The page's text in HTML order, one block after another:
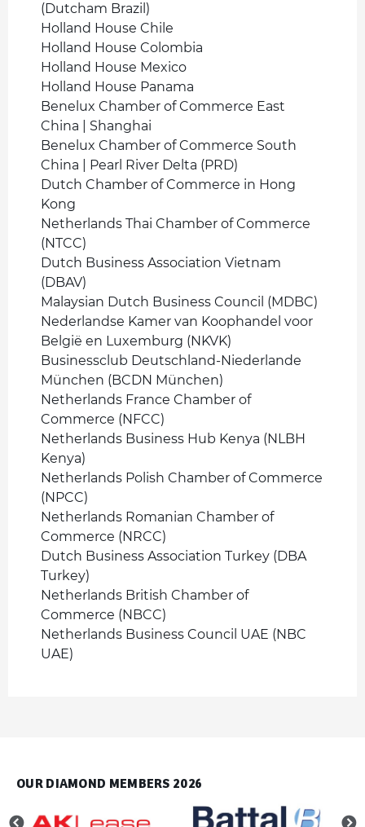
(Dutcham Brazil)
Holland House Chile
Holland House Colombia
Holland House Mexico
Holland House Panama
Benelux Chamber of Commerce East
China | Shanghai
Benelux Chamber of Commerce South
China | Pearl River Delta (PRD)
Dutch Chamber of Commerce in Hong
Kong
Netherlands Thai Chamber of Commerce
(NTCC)
Dutch Business Association Vietnam
(DBAV)
Malaysian Dutch Business Council (MDBC)
Nederlandse Kamer van Koophandel voor
België en Luxemburg (NKVK)
Businessclub Deutschland-Niederlande
München (BCDN München)
Netherlands France Chamber of
Commerce (NFCC)
Netherlands Business Hub Kenya (NLBH
Kenya)
Netherlands Polish Chamber of Commerce
(NPCC)
Netherlands Romanian Chamber of
Commerce (NRCC)
Dutch Business Association Turkey (DBA
Turkey)
Netherlands British Chamber of
Commerce (NBCC)
Netherlands Business Council UAE (NBC
UAE)
OUR DIAMOND MEMBERS 2026